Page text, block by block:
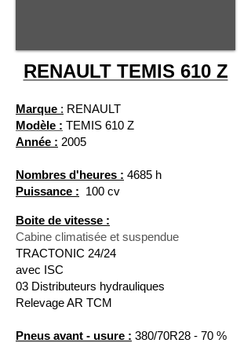
RENAULT TEMIS 610 Z
Marque : RENAULT
Modèle : TEMIS 610 Z
Année : 2005
Nombres d'heures : 4685 h
Puissance : 100 cv
Boite de vitesse :
Cabine climatisée et suspendue
TRACTONIC 24/24
avec ISC
03 Distributeurs hydrauliques
Relevage AR TCM
Pneus avant - usure : 380/70R28 - 70 %